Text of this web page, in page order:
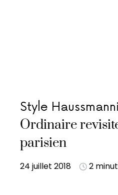
Style
Ordinaire
parisien
24 juillet 2018 2